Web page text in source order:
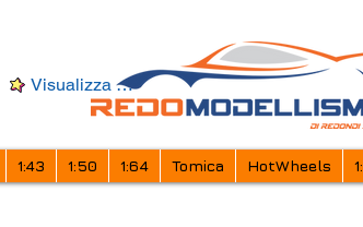
Visualizza punti
1:43 1:50 1:64 Tomica HotWheels